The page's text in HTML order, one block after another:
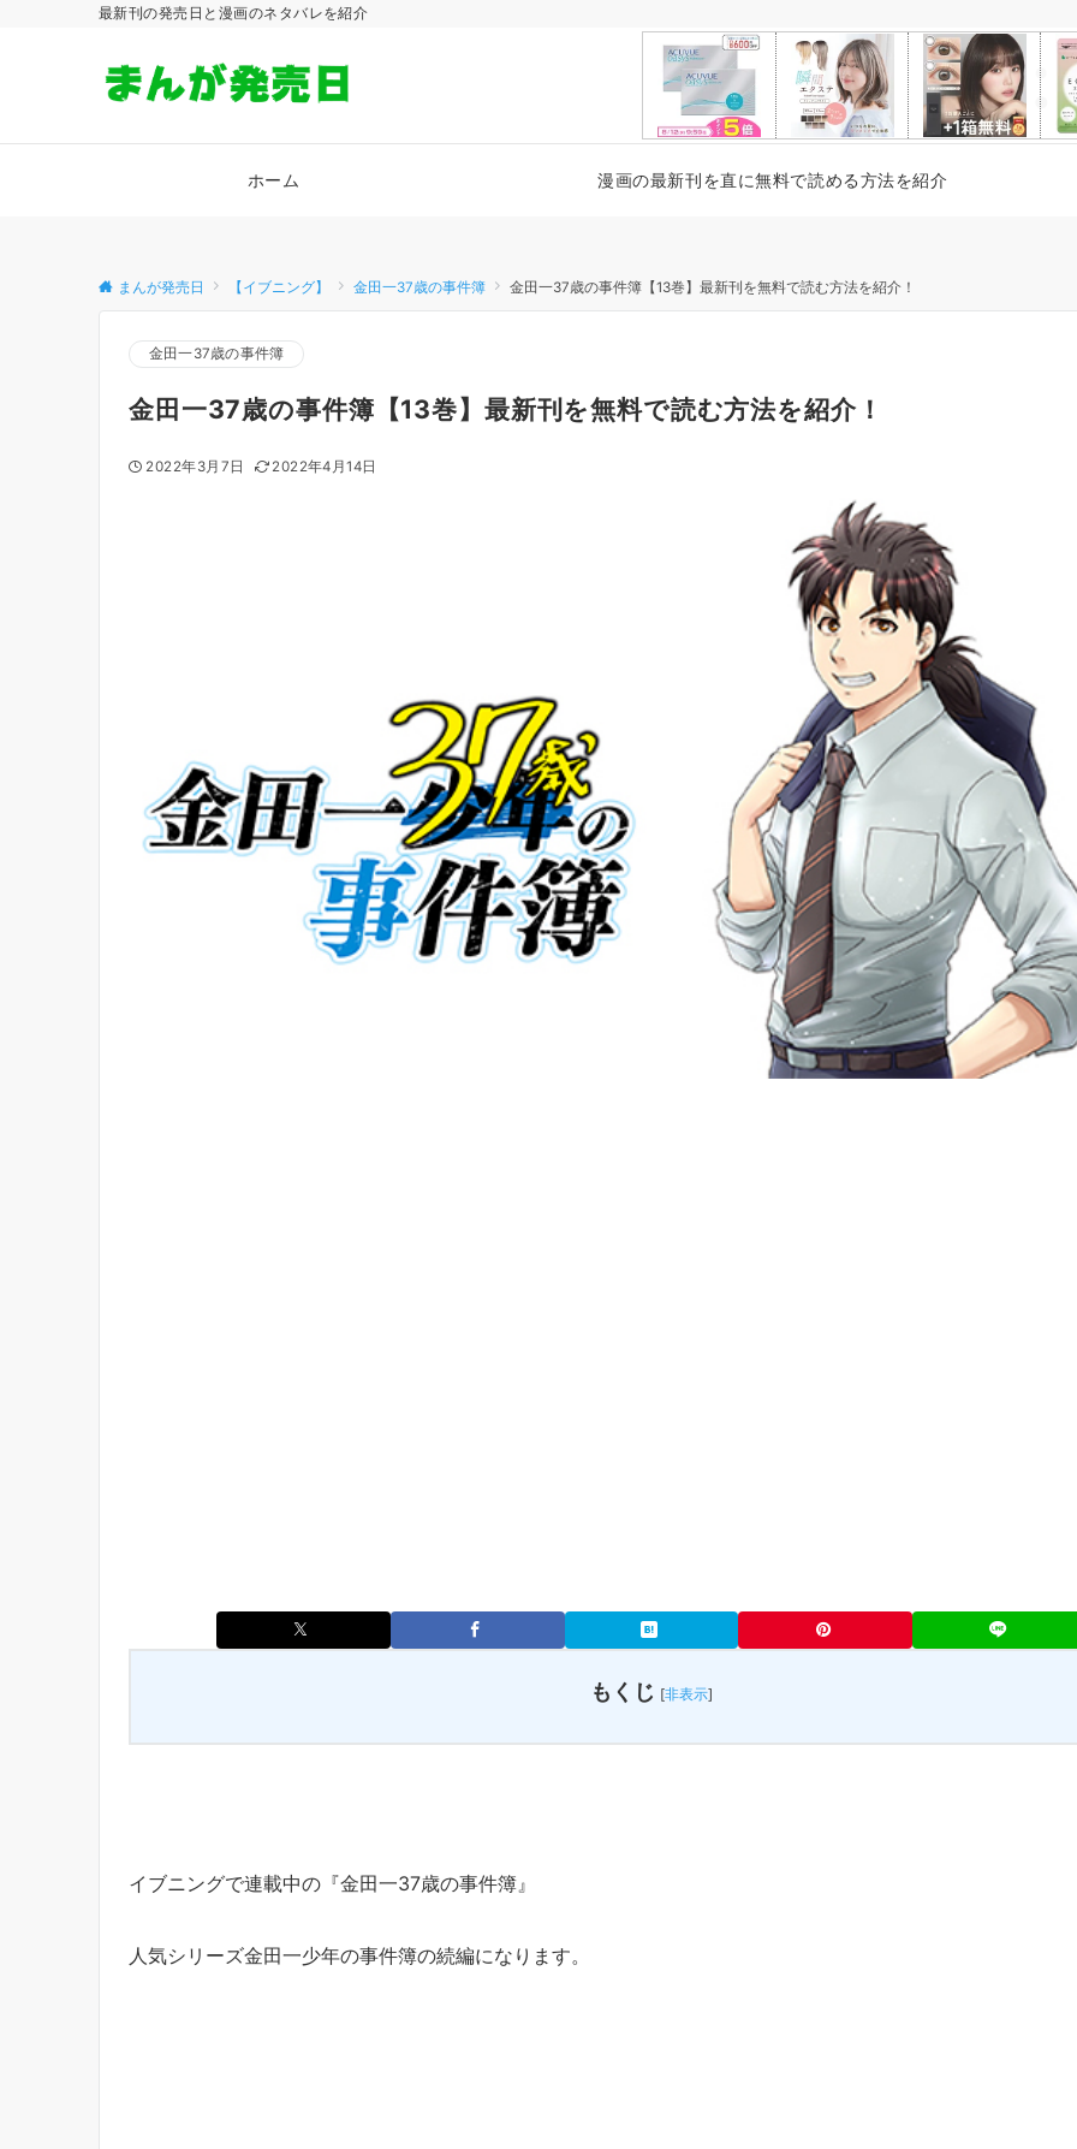
最新刊の発売日と漫画のネタバレを紹介
ホーム 漫画の最新刊を直に無料で読める方法を紹介
まんが発売日 【イブニング】 金田一37歳の事件簿 金田一37歳の事件簿【13巻】最新刊を無料で読む方法を紹介！
金田一37歳の事件簿
金田一37歳の事件簿【13巻】最新刊を無料で読む方法を紹介！
2022年3月7日 2022年4月14日
もくじ [非表示]
イブニングで連載中の『金田一37歳の事件簿』
人気シリーズ金田一少年の事件簿の続編になります。